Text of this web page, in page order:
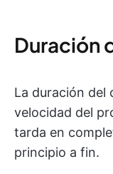
Duración
La duración del
velocidad del
tarda en
principio a fin.